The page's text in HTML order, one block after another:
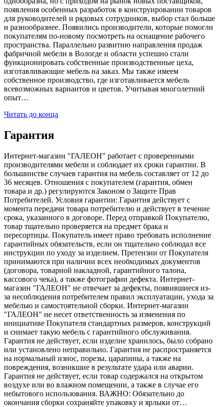
появления особенных разработок в конструировании товаров
для руководителей и рядовых сотрудников, выбор стал больше
и разнообразнее. Появились производители, которые помогли
покупателям по-новому посмотреть на оснащение рабочего
пространства. Параллельно развитию направления продаж
фабричной мебели в Вологде и области успешно стали
функционировать собственные производственные цеха,
изготавливающие мебель на заказ. Мы также имеем
собственное производство, где изготавливается мебель
всевозможных вариантов и цветов. Учитывая многолетний
опыт…
Читать до конца
Гарантия
Интернет-магазин "ГАЛЕОН" работает с проверенными
производителями мебели и соблюдает их сроки гарантии. В
большинстве случаев гарантия на мебель составляет от 12 до
36 месяцев. Отношения с покупателем (гарантия, обмен
товара и др.) регулируются Законом о Защите Прав
Потребителей. Условия гарантии: Гарантия действует с
момента передачи товара потребителю и действует в течение
срока, указанного в договоре. Перед отправкой Покупателю,
товар тщательно проверяется на предмет брака и
пересортицы. Покупатель имеет право требовать исполнение
гарантийных обязательств, если он тщательно соблюдал все
инструкции по уходу за изделием. Претензии от Покупателя
принимаются при наличии всех необходимых документов
(договора, товарной накладной, гарантийного талона,
кассового чека), а также фотографии дефекта. Интернет-
магазин "ГАЛЕОН" не отвечает за дефекты, появившиеся из-
за несоблюдения потребителем правил эксплуатации, ухода за
мебелью и самостоятельной сборки. Интернет-магазин
"ГАЛЕОН" не несет ответственность за изменения по
инициативе Покупателя стандартных размеров, конструкций
и снимает такую мебель с гарантийного обслуживания.
Гарантия не действует, если изделие хранилось, было собрано
или установлено неправильно. Гарантия не распространяется
на нормальный износ, порезы, царапины, а также на
повреждения, возникшие в результате удара или аварии.
Гарантия не действует, если товар содержался на открытом
воздухе или во влажном помещении, а также в случае его
небытового использования. ВАЖНО: Обязательно до
окончания сборки сохраняйте упаковку и ярлыки от…